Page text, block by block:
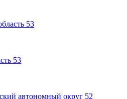
53
53
автономный округ 52